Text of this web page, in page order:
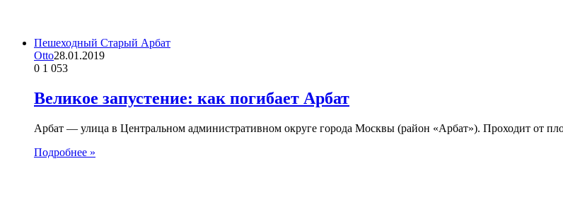
Пешеходный Старый Арбат
Otto28.01.2019
0 1 053
Великое запустение: как погибает Арбат
Арбат — улица в Центральном административном округе города Москвы (район «Арбат»). Проходит от
Подробнее »